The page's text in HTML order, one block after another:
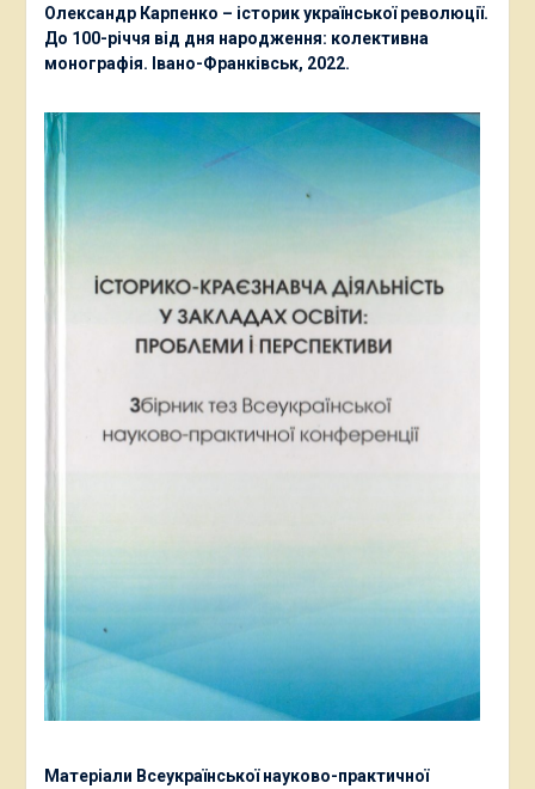
Олександр Карпенко – історик української революції.
До 100-річчя від дня народження: колективна
монографія. Івано-Франківськ, 2022.
Матеріали Всеукраїнської науково-практичної